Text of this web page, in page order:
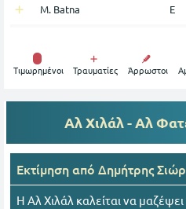
M. Batna Ε
Tιμωρημένοι Τραυματίες Άρρωστοι
Αλ Χιλάλ - Αλ
Εκτίμηση από Δημήτρης
Η Αλ Χιλάλ καλείται να